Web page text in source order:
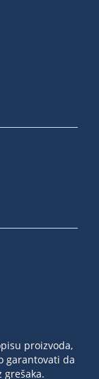
proizvoda,
garantovati da
grešaka.